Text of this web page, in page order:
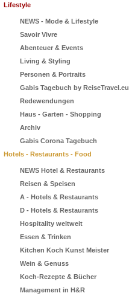
Lifestyle
NEWS - Mode & Lifestyle
Savoir Vivre
Abenteuer & Events
Living & Styling
Personen & Portraits
Gabis Tagebuch by ReiseTravel.eu
Redewendungen
Haus - Garten - Shopping
Archiv
Gabis Corona Tagebuch
Hotels - Restaurants - Food
NEWS Hotel & Restaurants
Reisen & Speisen
A - Hotels & Restaurants
D - Hotels & Restaurants
Hospitality weltweit
Essen & Trinken
Kitchen Koch Kunst Meister
Wein & Genuss
Koch-Rezepte & Bücher
Management in H&R